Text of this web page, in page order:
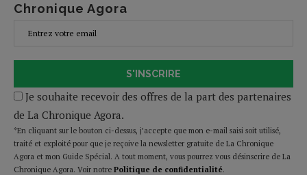
Chronique Agora
S'INSCRIRE
Je souhaite recevoir des offres de la part des partenaires
de La Chronique Agora.
*En cliquant sur le bouton ci-dessus, j’accepte que mon e-mail saisi soit utilisé,
traité et exploité pour que je reçoive la newsletter gratuite de La Chronique
Agora et mon Guide Spécial. A tout moment, vous pourrez vous désinscrire de La
Chronique Agora. Voir notre Politique de confidentialité.